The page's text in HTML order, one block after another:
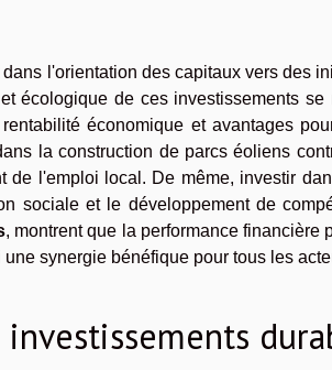
l'orientation des capitaux vers des
et écologique de ces investissements se
économique et avantages
la construction de parcs éoliens
l'emploi local. De même, investir
sociale et le développement de
, montrent que la performance financière
synergie bénéfique pour tous les